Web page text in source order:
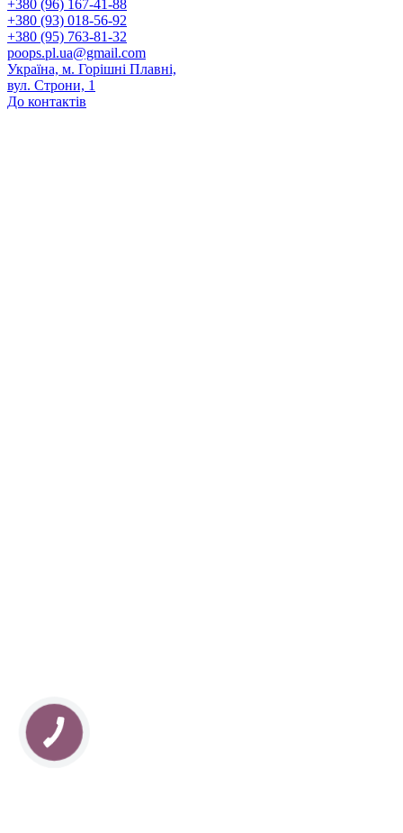
+380 (96) 167-41-88
+380 (93) 018-56-92
+380 (95) 763-81-32
poops.pl.ua@gmail.com
Україна, м. Горішні Плавні,
вул. Строни, 1
До контактів